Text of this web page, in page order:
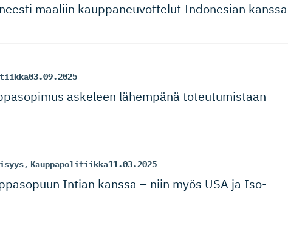
maaliin kauppaneu­vottelut Indonesian kanssa
03.09.2025
askeleen lähempänä toteutumistaan
, Kauppapolitiikka11.03.2025
Intian kanssa – niin myös USA ja Iso-